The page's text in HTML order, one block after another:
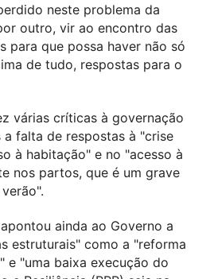
neste problema da
outro, vir ao encontro das
para que possa haver não só
de tudo, respostas para o
várias críticas à governação
a falta de respostas à "crise
à habitação" e no "acesso à
nos partos, que é um grave
ainda ao Governo a
estruturais" como a "reforma
e "uma baixa execução do